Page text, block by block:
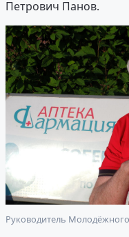
Петрович Панов.
Руководитель